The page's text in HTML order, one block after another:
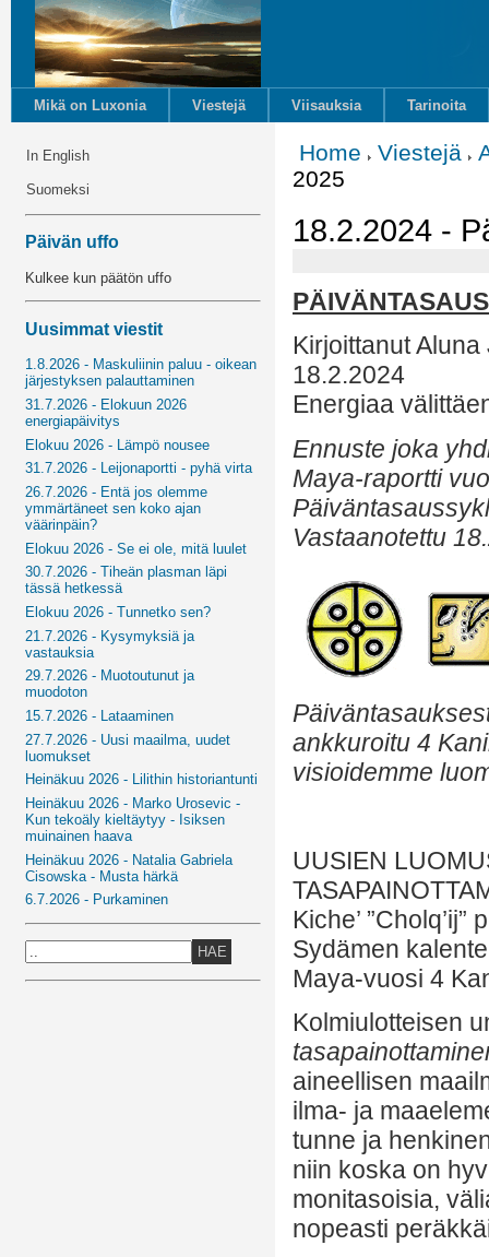
Mikä on Luxonia Viestejä Viisauksia Tarinoita
In English
Suomeksi
Päivän uffo
Kulkee kun päätön uffo
Uusimmat viestit
1.8.2026 - Maskuliinin paluu - oikean
järjestyksen palauttaminen
31.7.2026 - Elokuun 2026
energiapäivitys
Elokuu 2026 - Lämpö nousee
31.7.2026 - Leijonaportti - pyhä virta
26.7.2026 - Entä jos olemme
ymmärtäneet sen koko ajan
väärinpäin?
Elokuu 2026 - Se ei ole, mitä luulet
30.7.2026 - Tiheän plasman läpi
tässä hetkessä
Elokuu 2026 - Tunnetko sen?
21.7.2026 - Kysymyksiä ja
vastauksia
29.7.2026 - Muotoutunut ja
muodoton
15.7.2026 - Lataaminen
27.7.2026 - Uusi maailma, uudet
luomukset
Heinäkuu 2026 - Lilithin historiantunti
Heinäkuu 2026 - Marko Urosevic -
Kun tekoäly kieltäytyy - Isiksen
muinainen haava
Heinäkuu 2026 - Natalia Gabriela
Cisowska - Musta härkä
6.7.2026 - Purkaminen
HAE
Home Viestejä
2025
18.2.2024 -
Kirjoittanut Aluna
18.2.2024
Energiaa
Ennuste joka
Maya-raportti
Vastaanotettu
ankkuroitu 4
visioidemme
UUSIEN
Kiche’
Sydämen
Maya-vuosi 4
Kolmiulotteisen
aineellisen
ilma- ja
tunne ja
niin koska on
monitasoisia,
nopeasti